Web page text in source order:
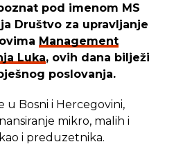
pod imenom MS
Društvo za upravljanje
Management
Luka, ovih dana bilježi
poslovanja.
u Bosni i Hercegovini,
mikro, malih i
i preduzetnika.